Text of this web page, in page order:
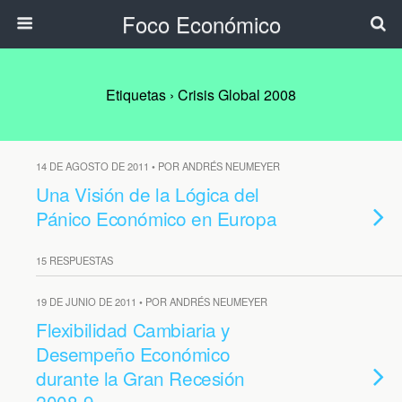
Foco Económico
Etiquetas › Crisis Global 2008
14 DE AGOSTO DE 2011 • POR ANDRÉS NEUMEYER
Una Visión de la Lógica del
Pánico Económico en Europa
15 RESPUESTAS
19 DE JUNIO DE 2011 • POR ANDRÉS NEUMEYER
Flexibilidad Cambiaria y
Desempeño Económico
durante la Gran Recesión